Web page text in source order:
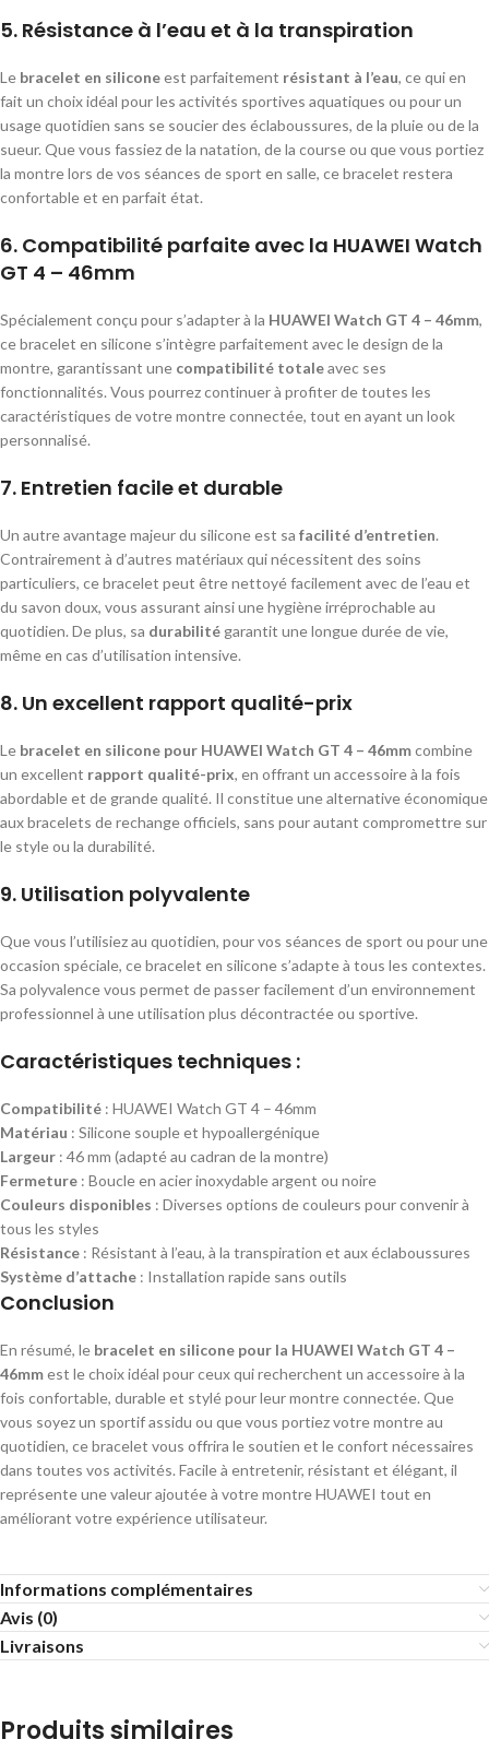
5. Résistance à l’eau et à la transpiration
Le bracelet en siliconeest parfaitement résistant à l’eau, ce qui en
fait un choix idéal pour les activités sportives aquatiques ou pour un
usage quotidien sans se soucier des éclaboussures, de la pluie ou de la
sueur. Que vous fassiez de la natation, de la course ou que vous portiez
la montre lors de vos séances de sport en salle, ce bracelet restera
confortable et en parfait état.
6. Compatibilité parfaite avec la HUAWEI Watch
GT 4 – 46mm
Spécialement conçu pour s’adapter à la HUAWEI Watch GT 4 – 46mm,
ce bracelet en silicone s’intègre parfaitement avec le design de la
montre, garantissant une compatibilité totaleavec ses
fonctionnalités. Vous pourrez continuer à profiter de toutes les
caractéristiques de votre montre connectée, tout en ayant un look
personnalisé.
7. Entretien facile et durable
Un autre avantage majeur du silicone est sa facilité d’entretien.
Contrairement à d’autres matériaux qui nécessitent des soins
particuliers, ce bracelet peut être nettoyé facilement avec de l’eau et
du savon doux, vous assurant ainsi une hygiène irréprochable au
quotidien. De plus, sa durabilité garantit une longue durée de vie,
même en cas d’utilisation intensive.
8. Un excellent rapport qualité-prix
Le bracelet en silicone pour HUAWEI Watch GT 4 – 46mmcombine
un excellent rapport qualité-prix, en offrant un accessoire à la fois
abordable et de grande qualité. Il constitue une alternative économique
aux bracelets de rechange officiels, sans pour autant compromettre sur
le style ou la durabilité.
9. Utilisation polyvalente
Que vous l’utilisiez au quotidien, pour vos séances de sport ou pour une
occasion spéciale, ce bracelet en silicone s’adapte à tous les contextes.
Sa polyvalence vous permet de passer facilement d’un environnement
professionnel à une utilisation plus décontractée ou sportive.
Caractéristiques techniques :
Compatibilité : HUAWEI Watch GT 4 – 46mm
Matériau : Silicone souple et hypoallergénique
Largeur : 46 mm (adapté au cadran de la montre)
Fermeture : Boucle en acier inoxydable argent ou noire
Couleurs disponibles : Diverses options de couleurs pour convenir à
tous les styles
Résistance : Résistant à l’eau, à la transpiration et aux éclaboussures
Système d’attache : Installation rapide sans outils
Conclusion
En résumé, le bracelet en silicone pour la HUAWEI Watch GT 4 –
46mmest le choix idéal pour ceux qui recherchent un accessoire à la
fois confortable, durable et stylé pour leur montre connectée. Que
vous soyez un sportif assidu ou que vous portiez votre montre au
quotidien, ce bracelet vous offrira le soutien et le confort nécessaires
dans toutes vos activités. Facile à entretenir, résistant et élégant, il
représente une valeur ajoutée à votre montre HUAWEI tout en
améliorant votre expérience utilisateur.
Informations complémentaires
Avis (0)
Livraisons
Produits similaires